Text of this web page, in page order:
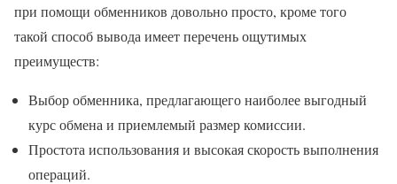
при помощи обменников довольно просто, кроме того
такой способ вывода имеет перечень ощутимых
преимуществ:
Выбор обменника, предлагающего наиболее выгодный
курс обмена и приемлемый размер комиссии.
Простота использования и высокая скорость выполнения
операций.